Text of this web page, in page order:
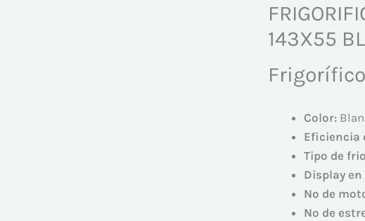
143X55
Color:
Eficiencia
Tipo de
Display
Nº de
Nº de